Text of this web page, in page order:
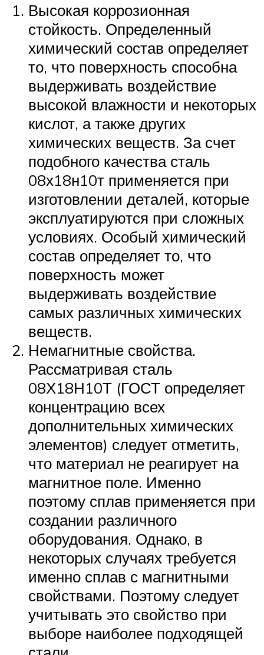
Высокая коррозионная
стойкость. Определенный
химический состав определяет
то, что поверхность способна
выдерживать воздействие
высокой влажности и некоторых
кислот, а также других
химических веществ. За счет
подобного качества сталь
08х18н10т применяется при
изготовлении деталей, которые
эксплуатируются при сложных
условиях. Особый химический
состав определяет то, что
поверхность может
выдерживать воздействие
самых различных химических
веществ.
Немагнитные свойства.
Рассматривая сталь
08Х18Н10Т (ГОСТ определяет
концентрацию всех
дополнительных химических
элементов) следует отметить,
что материал не реагирует на
магнитное поле. Именно
поэтому сплав применяется при
создании различного
оборудования. Однако, в
некоторых случаях требуется
именно сплав с магнитными
свойствами. Поэтому следует
учитывать это свойство при
выборе наиболее подходящей